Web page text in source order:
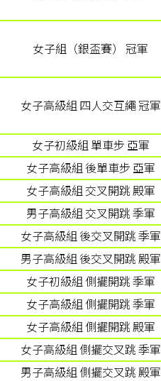
女子組（銀盃賽） 冠軍
女子高級組 四人交互繩 冠軍
女子初級組 單車步 亞軍
女子高級組 後單車步 亞軍
女子高級組 交叉開跳 殿軍
男子高級組 交叉開跳 季軍
女子高級組 後交叉開跳 季軍
男子高級組 後交叉開跳 殿軍
女子初級組 側擺開跳 季軍
女子高級組 側擺開跳 季軍
女子高級組 側擺開跳 殿軍
女子高級組 側擺交叉跳 季軍
男子高級組 側擺交叉跳 殿軍